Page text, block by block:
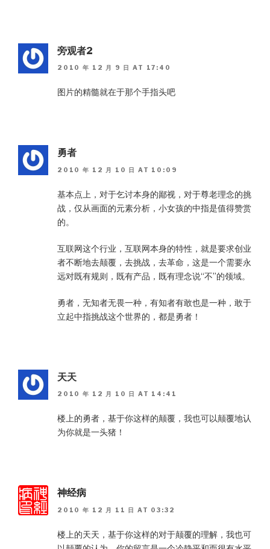
旁观者2
2010 年 12 月 9 日 AT 17:40
图片的精髓就在于那个手指头吧
勇者
2010 年 12 月 10 日 AT 10:09
基本点上，对于乞讨本身的鄙视，对于尊老理念的挑
战，仅从画面的元素分析，小女孩的中指是值得赞赏
的。
互联网这个行业，互联网本身的特性，就是要求创业
者不断地去颠覆，去挑战，去革命，这是一个需要永
远对既有规则，既有产品，既有理念说“不”的领域。
勇者，无知者无畏一种，有知者有敢也是一种，敢于
立起中指挑战这个世界的，都是勇者！
天天
2010 年 12 月 10 日 AT 14:41
楼上的勇者，基于你这样的颠覆，我也可以颠覆地认
为你就是一头猪！
神经病
2010 年 12 月 11 日 AT 03:32
楼上的天天，基于你这样的对于颠覆的理解，我也可